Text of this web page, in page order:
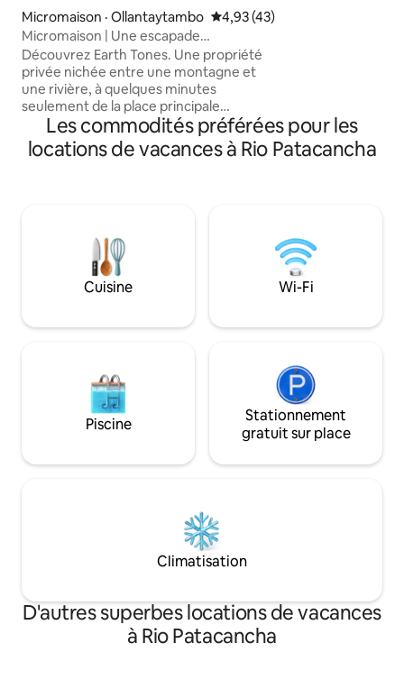
Micromaison · Ollantaytambo Note moyenne de 4,93 sur 5,
4,93 (43)
Micromaison | Une escapade
confortable dans la nature
Découvrez Earth Tones. Une propriété
privée nichée entre une montagne et
une rivière, à quelques minutes
seulement de la place principale
d'Ollantaytambo dans la vallée sacrée du
Pérou. Cette micro-maison comprend
un lit queen size encastré, créant un
repas et s'étend jusqu'à un jardin
extérieur privé. Les voyageurs sont
invités à explorer la propriété, y compris
une plate-forme de 8x10 mètres. Entrez
Les commodités préférées pour les
locations de vacances à Rio Patacancha
Cuisine Wi-Fi
Piscine
Stationnement
gratuit sur place
Climatisation
D'autres superbes locations de vacances
à Rio Patacancha